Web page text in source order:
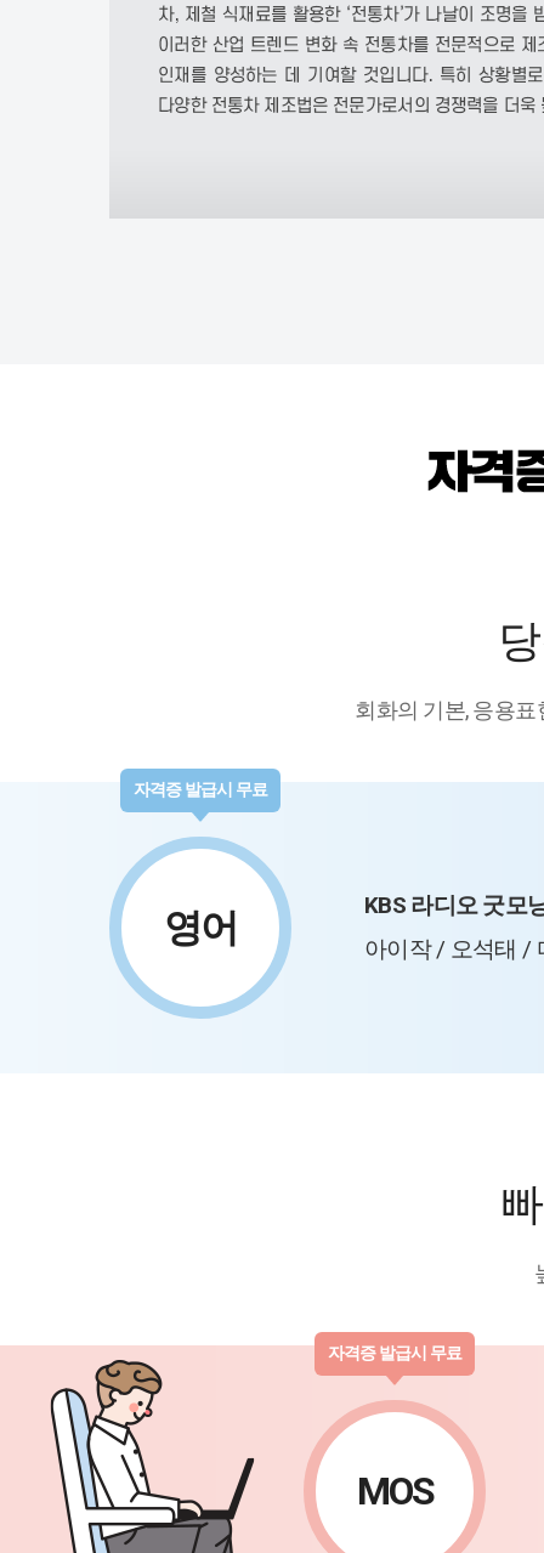
회화의 기본, 응용
영어
자격증 발급시 무료
KBS 라디오 굿모
아이작 / 오석태 /
MOS
자격증 발급시 무료